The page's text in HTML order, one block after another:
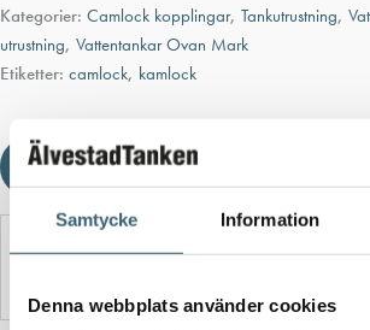
Samtycke Information
Denna webbplats använder cookies
3/4"
mängd
Kategorier: Camlock kopplingar, Tankutrustning,
utrustning, Vattentankar Ovan Mark
Etiketter: camlock, kamlock
Ladda ner